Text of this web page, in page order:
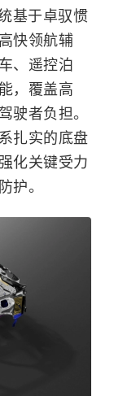
基于卓驭惯
快领航辅
、遥控泊
，覆盖高
驶者负担。
扎实的底盘
化关键受力
护。